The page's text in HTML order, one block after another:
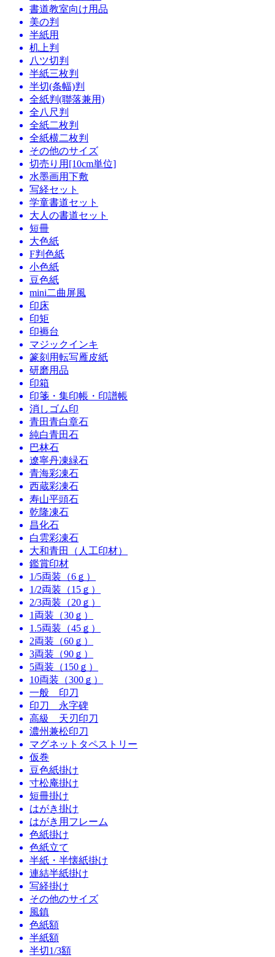
書道教室向け用品
美の判
半紙用
机上判
八ツ切判
半紙三枚判
半切(条幅)判
全紙判(聯落兼用)
全八尺判
全紙二枚判
全紙横二枚判
その他のサイズ
切売り用[10cm単位]
水墨画用下敷
写経セット
学童書道セット
大人の書道セット
短冊
大色紙
F判色紙
小色紙
豆色紙
mini二曲屏風
印床
印矩
印褥台
マジックインキ
篆刻用転写雁皮紙
研磨用品
印箱
印箋・集印帳・印譜帳
消しゴム印
青田青白章石
純白青田石
巴林石
遼寧丹凍緑石
青海彩凍石
西蔵彩凍石
寿山平頭石
乾隆凍石
昌化石
白雲彩凍石
大和青田（人工印材）
鑑賞印材
1/5両装（6ｇ）
1/2両装（15ｇ）
2/3両装（20ｇ）
1両装（30ｇ）
1.5両装（45ｇ）
2両装（60ｇ）
3両装（90ｇ）
5両装（150ｇ）
10両装（300ｇ）
一般 印刀
印刀 永字碑
高級 天刃印刀
濃州兼松印刀
マグネットタペストリー
仮巻
豆色紙掛け
寸松庵掛け
短冊掛け
はがき掛け
はがき用フレーム
色紙掛け
色紙立て
半紙・半懐紙掛け
連結半紙掛け
写経掛け
その他のサイズ
風鎮
色紙額
半紙額
半切1/3額